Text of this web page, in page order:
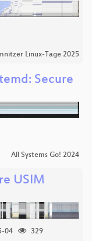
Linux-Tage 2025
Secure
All Systems Go! 2024
USIM
04
329